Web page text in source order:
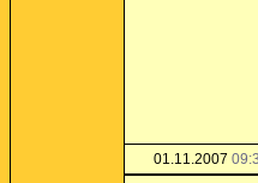
01.11.2007